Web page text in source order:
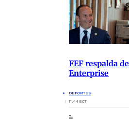
FEF respalda
Enterprise
DEPORTES
11:44 ECT